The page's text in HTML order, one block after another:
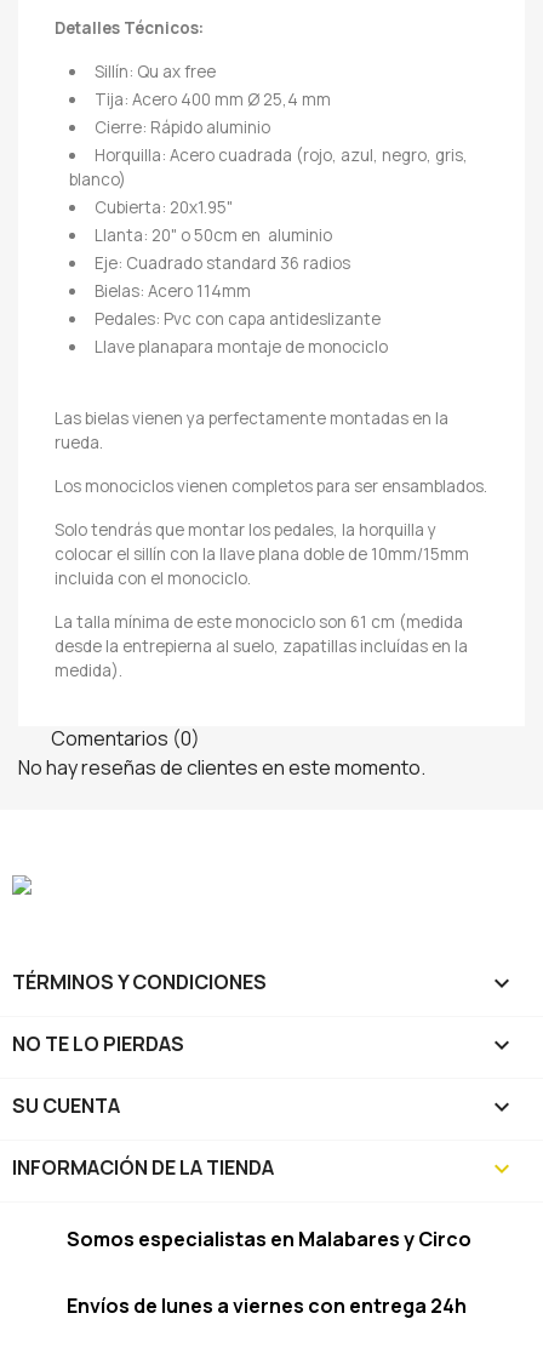
Detalles Técnicos:
Sillín: Qu ax free
Tija: Acero 400 mm Ø 25,4 mm
Cierre: Rápido aluminio
Horquilla: Acero cuadrada (rojo, azul, negro, gris,
blanco)
Cubierta: 20x1.95"
Llanta: 20" o 50cm en aluminio
Eje: Cuadrado standard 36 radios
Bielas: Acero 114mm
Pedales: Pvc con capa antideslizante
Llave planapara montaje de monociclo
Las bielas vienen ya perfectamente montadas en la
rueda.
Los monociclos vienen completos para ser ensamblados.
Solo tendrás que montar los pedales, la horquilla y
colocar el sillín con la llave plana doble de 10mm/15mm
incluida con el monociclo.
La talla mínima de este monociclo son 61 cm (medida
desde la entrepierna al suelo, zapatillas incluídas en la
medida).
Comentarios (0)
No hay reseñas de clientes en este momento.
TÉRMINOS Y CONDICIONES 
NO TE LO PIERDAS 
SU CUENTA 
INFORMACIÓN DE LA TIENDA keyboard_arrow_down
Somos especialistas en Malabares y Circo
Envíos de lunes a viernes con entrega 24h